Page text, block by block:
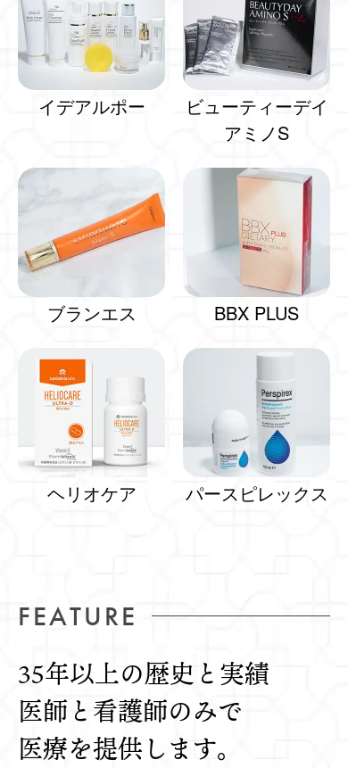
イデアルポー
ビューティーデイ
アミノS
ブランエス BBX PLUS
ヘリオケア パースピレックス
FEATURE
35年以上の歴史と実績
医師と看護師のみで
医療を提供します。